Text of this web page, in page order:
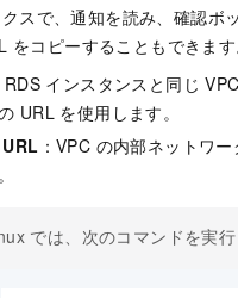
スで、通知を読み、確認ボ
をコピーすることもできます
RDS インスタンスと同じ
URL を使用します。
：VPC の内部ネットワ
では、次のコマンドを実